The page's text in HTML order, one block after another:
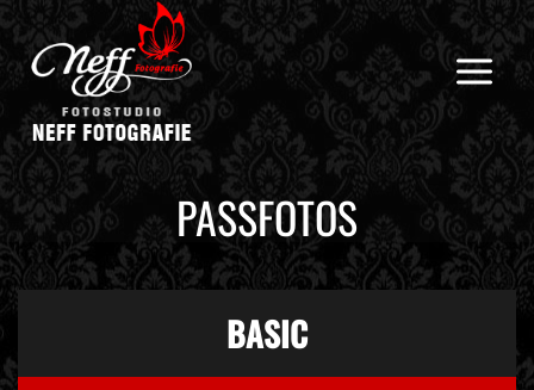
Zum
Inhalt
springen
PASSFOTOS
BASIC